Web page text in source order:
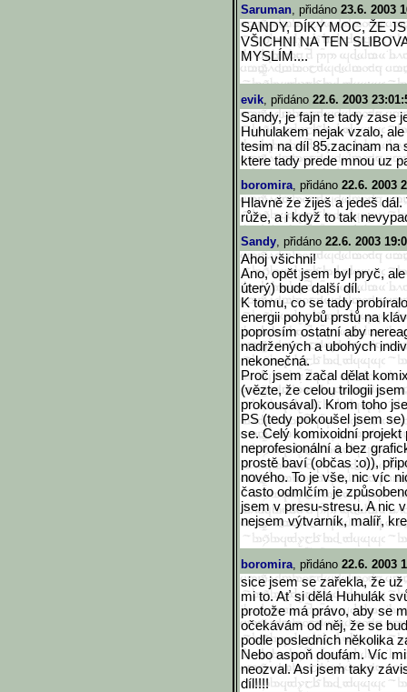
Saruman, přidáno 23.6. 2003
SANDY, DÍKY MOC, ŽE
VŠICHNI NA TEN
MYSLÍM....
evik, přidáno 22.6. 2003
Sandy, je fajn te tady zase
Huhulakem nejak vzalo,
tesim na díl 85.zacinam na
ktere tady prede mnou uz
boromira, přidáno 22.6. 2003
Hlavně že žiješ a jedeš
růže, a i když to tak
Sandy, přidáno 22.6. 2003
Ahoj všichni!
Ano, opět jsem byl pryč,
úterý) bude další díl.
K tomu, co se tady
energii pohybů prstů na
poprosím ostatní aby
nadržených a ubohých
nekonečná.
Proč jsem začal dělat
(vězte, že celou trilogii
prokousával). Krom toho
PS (tedy pokoušel jsem
se. Celý komixoidní
neprofesionální a bez
prostě baví (občas :o)),
nového. To je vše, nic víc
často odmlčím je
jsem v presu-stresu. A nic
nejsem výtvarník, malíř,
boromira, přidáno 22.6. 2003
sice jsem se zařekla, že
mi to. Ať si dělá Huhulák
protože má právo, aby se
očekávám od něj, že se
podle posledních několika
Nebo aspoň doufám. Víc
neozval. Asi jsem taky
díl!!!!